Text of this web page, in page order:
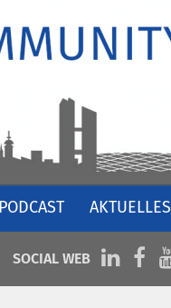
PODCAST AKTUELLES
SOCIAL WEB